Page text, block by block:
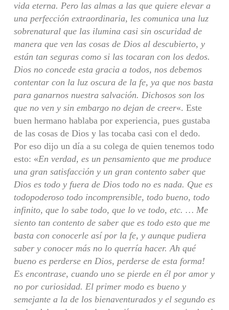
vida eterna. Pero las almas a las que quiere elevar a
una perfección extraordinaria, les comunica una luz
sobrenatural que las ilumina casi sin oscuridad de
manera que ven las cosas de Dios al descubierto, y
están tan seguras como si las tocaran con los dedos.
Dios no concede esta gracia a todos, nos debemos
contentar con la luz oscura de la fe, ya que nos basta
para ganarnos nuestra salvación. Dichosos son los
que no ven y sin embargo no dejan de creer«. Este
buen hermano hablaba por experiencia, pues gustaba
de las cosas de Dios y las tocaba casi con el dedo.
Por eso dijo un día a su colega de quien tenemos todo
esto: «En verdad, es un pensamiento que me produce
una gran satisfacción y un gran contento saber que
Dios es todo y fuera de Dios todo no es nada. Que es
todopoderoso todo incomprensible, todo bueno, todo
infinito, que lo sabe todo, que lo ve todo, etc. … Me
siento tan contento de saber que es todo esto que me
basta con conocerle así por la fe, y aunque pudiera
saber y conocer más no lo querría hacer. Ah qué
bueno es perderse en Dios, perderse de esta forma!
Es encontrase, cuando uno se pierde en él por amor y
no por curiosidad. El primer modo es bueno y
semejante a la de los bienaventurados y el segundo es